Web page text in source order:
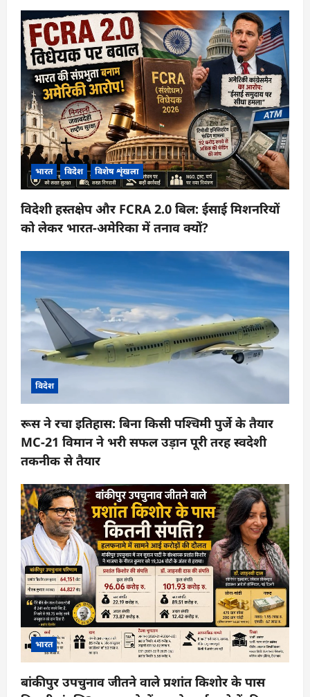
भारत विदेश विशेष शृंखला
विदेशी हस्तक्षेप और FCRA 2.0 बिल: ईसाई मिशनरियों
को लेकर भारत-अमेरिका में तनाव क्यों?
विदेश
रूस ने रचा इतिहास: बिना किसी पश्चिमी पुर्जे के तैयार
MC-21 विमान ने भरी सफल उड़ान पूरी तरह स्वदेशी
तकनीक से तैयार
भारत
बांकीपुर उपचुनाव जीतने वाले प्रशांत किशोर के पास